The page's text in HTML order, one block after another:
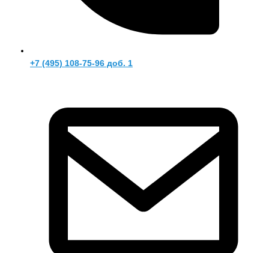
+7 (495) 108-75-96 доб. 1